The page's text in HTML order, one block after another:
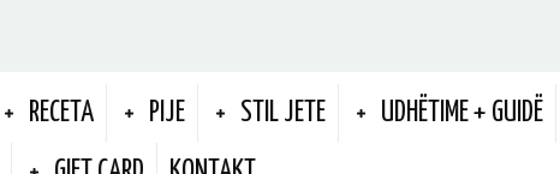
RECETA PIJE STIL JETE UDHËTIME + GUIDË